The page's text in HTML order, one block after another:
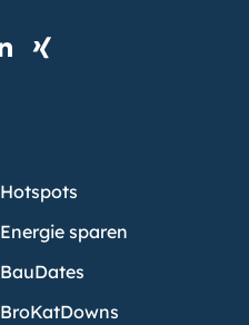
Hotspots
Energie sparen
BauDates
BroKatDowns